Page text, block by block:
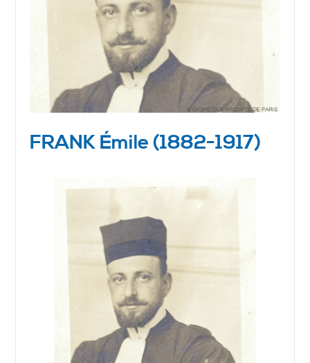
FRANK Émile (1882-1917)